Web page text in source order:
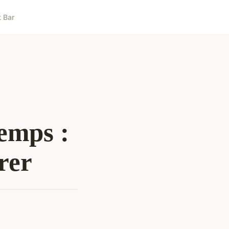
Bar
: